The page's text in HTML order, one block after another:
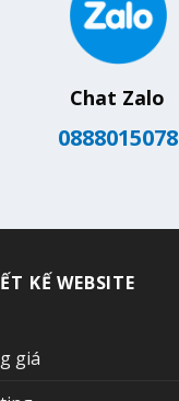
Chat Zalo
0888015078
KẾ WEBSITE
giá